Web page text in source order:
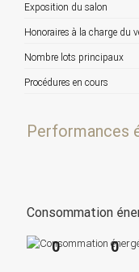
Exposition du salon
Honoraires à la charge du
Nombre lots principaux
Procédures en cours
Performances
Consommation
0 0